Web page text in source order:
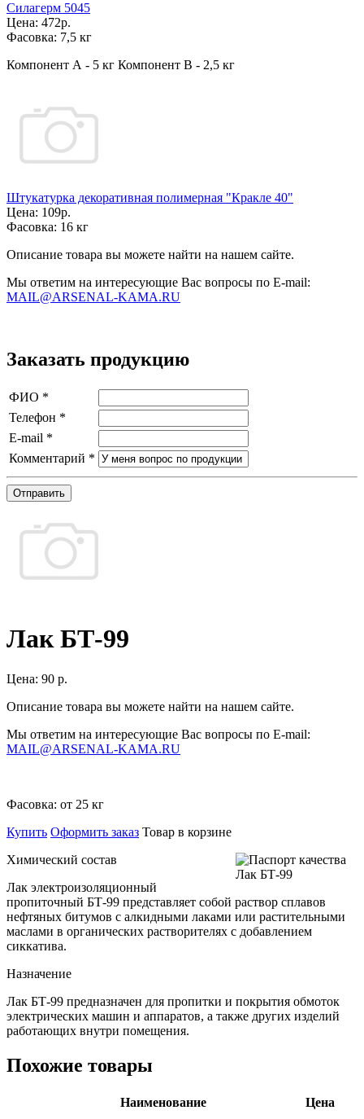
Силагерм 5045
Цена: 472р.
Фасовка: 7,5 кг
Компонент А - 5 кг Компонент В - 2,5 кг
Штукатурка декоративная полимерная "Кракле 40"
Цена: 109р.
Фасовка: 16 кг
Описание товара вы можете найти на нашем сайте.
Мы ответим на интересующие Вас вопросы по E-mail:
MAIL@ARSENAL-KAMA.RU
Заказать продукцию
ФИО *
Телефон *
E-mail *
Комментарий *
Отправить
Лак БТ-99
Цена: 90 р.
Описание товара вы можете найти на нашем сайте.
Мы ответим на интересующие Вас вопросы по E-mail:
MAIL@ARSENAL-KAMA.RU
Фасовка: от 25 кг
Купить Оформить заказ Товар в корзине
Химический состав
Лак электроизоляционный
пропиточный БТ-99 представляет собой раствор сплавов
нефтяных битумов с алкидными лаками или растительными
маслами в органических растворителях с добавлением
сиккатива.
Назначение
Лак БТ-99 предназначен для пропитки и покрытия обмоток
электрических машин и аппаратов, а также других изделий
работающих внутри помещения.
Похожие товары
Наименование Цена